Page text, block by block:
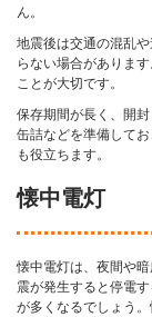
ん。
地震後は交通の混乱
らない場合がありま
ことが大切です。
保存期間が長く、開
缶詰などを準備して
も役立ちます。
懐中電灯
懐中電灯は、夜間や
震が発生すると停電
が多くなるでしょう